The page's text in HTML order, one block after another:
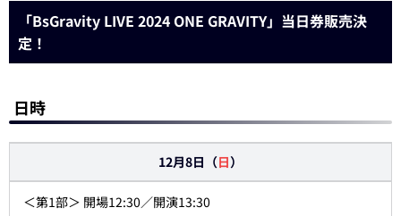
「BsGravity LIVE 2024 ONE GRAVITY」当日券販売決
定！
日時
12月8日（日）
＜第1部＞ 開場12:30／開演13:30